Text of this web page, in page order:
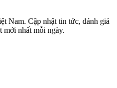
Nam. Cập nhật tin tức, đánh giá
mới nhất mỗi ngày.